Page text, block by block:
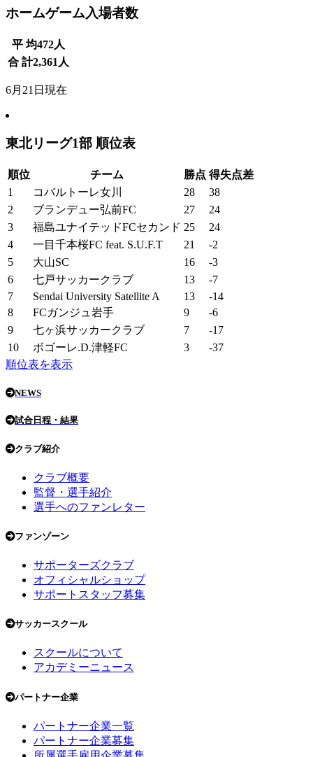
ホームゲーム入場者数
平 均472人
合 計2,361 人
6月21日現在
東北リーグ1部 順位表
順位 チーム 勝点 得失点差
1
コバルトーレ女川 28
38
2
ブランデュー弘前FC 27
24
3
福島ユナイテッドFCセカンド 25
24
4
一目千本桜FC feat. S.U.F.T 21
-2
5
大山SC 16
-3
6
七戸サッカークラブ 13
-7
7
Sendai University Satellite A 13
-14
8
FCガンジュ岩手 9
-6
9
七ヶ浜サッカークラブ 7
-17
10
ボゴーレ.D.津軽FC 3
-37
順位表を表示
NEWS
試合日程・結果
クラブ紹介
クラブ概要
監督・選手紹介
選手へのファンレター
ファンゾーン
サポーターズクラブ
オフィシャルショップ
サポートスタッフ募集
サッカースクール
スクールについて
アカデミーニュース
パートナー企業
パートナー企業一覧
パートナー企業募集